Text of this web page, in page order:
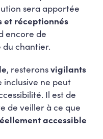
sera apportée
et réceptionnés
encore de
du chantier.
, resteronsvigilants
inclusive ne peut
Il est de
de veiller à ce que
accessible